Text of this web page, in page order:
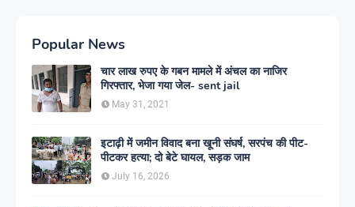
Popular News
चार लाख रुपए के गबन मामले में अंचल का नाजिर
गिरफ्तार, भेजा गया जेल- sent jail
May 31, 2021
इटाढ़ी में जमीन विवाद बना खूनी संघर्ष, सरपंच की पीट-
पीटकर हत्या; दो बेटे घायल, सड़क जाम
July 16, 2026